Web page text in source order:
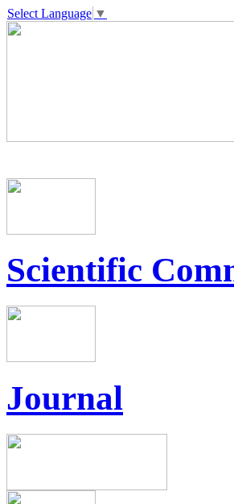
Select Language ▼
Scientific
Journal